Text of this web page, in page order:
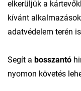
elkerüljük a
kívánt
adatvédelem terén
Segít a bosszantó
nyomon követés